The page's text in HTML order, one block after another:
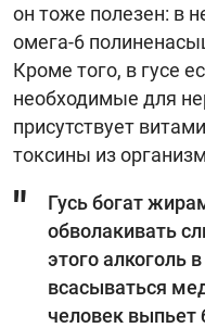
он тоже полезен: в
омега-6
Кроме того, в гусе
необходимые для
присутствует
токсины из
Гусь богат
обволакивать
этого алкоголь
всасываться
человек